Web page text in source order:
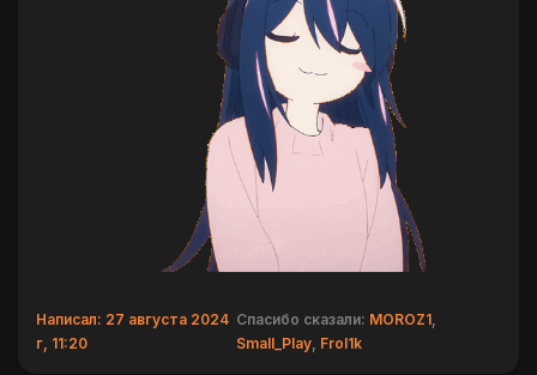
Написал: 27 августа 2024
г, 11:20
Спасибо сказали: MOROZ1,
Small_Play, Frol1k